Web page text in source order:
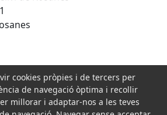
cookies pròpies i de tercers per
de navegació òptima i recollir
millorar i adaptar-nos a les teves